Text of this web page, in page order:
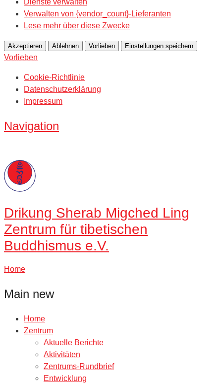
Dienste verwalten
Verwalten von {vendor_count}-Lieferanten
Lese mehr über diese Zwecke
Akzeptieren Ablehnen Vorlieben Einstellungen speichern
Vorlieben
Cookie-Richtlinie
Datenschutzerklärung
Impressum
Navigation
Drikung Sherab Migched Ling
Zentrum für tibetischen
Buddhismus e.V.
Home
Main new
Home
Zentrum
Aktuelle Berichte
Aktivitäten
Zentrums-Rundbrief
Entwicklung